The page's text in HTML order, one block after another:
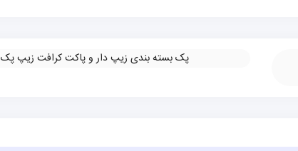
پک بسته بندی زیپ دار و پاکت کرافت زیپ پک